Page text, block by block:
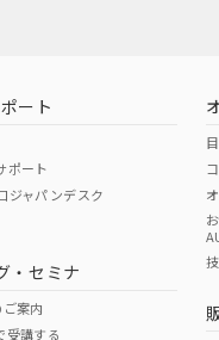
ート
ポート
ジャパンデスク
・セミナ
案内
受講する